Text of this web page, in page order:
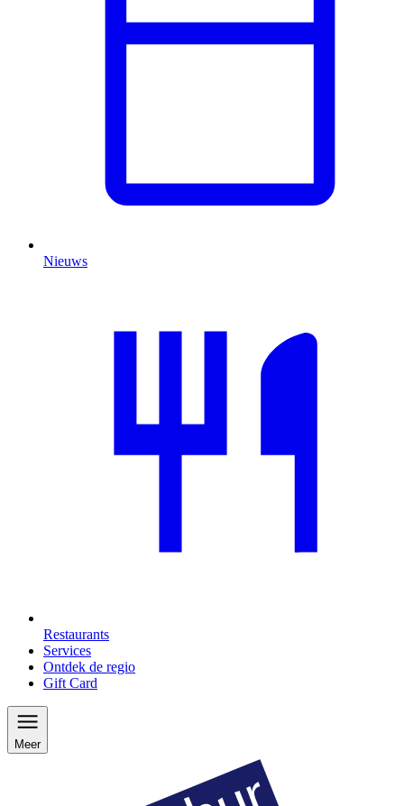
Nieuws
Restaurants
Services
Ontdek de regio
Gift Card
Meer